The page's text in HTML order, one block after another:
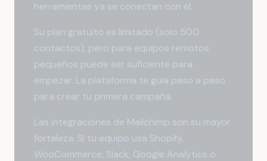
herramientas ya se conectan con él.
Su plan gratuito es limitado (solo 500
contactos), pero para equipos remotos
pequeños puede ser suficiente para
empezar. La plataforma te guía paso a paso
para crear tu primera campaña.
Las integraciones de Mailchimp son su mayor
fortaleza. Si tu equipo usa Shopify,
WooCommerce, Slack, Google Analytics o